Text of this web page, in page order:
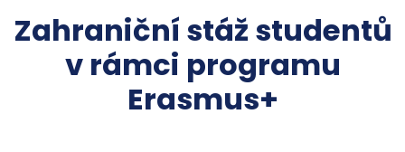
Zahraniční stáž studentů
v rámci programu
Erasmus+